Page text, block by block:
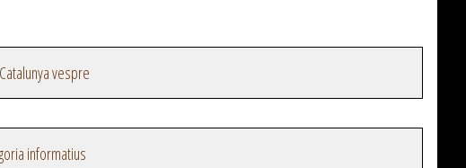
vespre
informatius